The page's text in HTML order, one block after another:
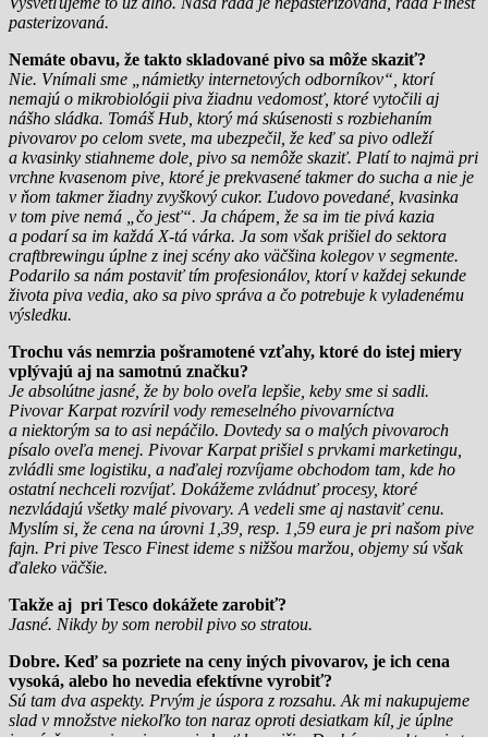
pasterizovaná.
Nemáte obavu, že takto skladované pivo sa môže skaziť?
Nie. Vnímali sme „námietky internetových odborníkov“, ktorí
nemajú o mikrobiológii piva žiadnu vedomosť, ktoré vytočili aj
nášho sládka. Tomáš Hub, ktorý má skúsenosti s rozbiehaním
pivovarov po celom svete, ma ubezpečil, že keď sa pivo odleží
a kvasinky stiahneme dole, pivo sa nemôže skaziť. Platí to najmä pri
vrchne kvasenom pive, ktoré je prekvasené takmer do sucha a nie je
v ňom takmer žiadny zvyškový cukor. Ľudovo povedané, kvasinka
v tom pive nemá „čo jesť“. Ja chápem, že sa im tie pivá kazia
a podarí sa im každá X-tá várka. Ja som však prišiel do sektora
craftbrewingu úplne z inej scény ako väčšina kolegov v segmente.
Podarilo sa nám postaviť tím profesionálov, ktorí v každej sekunde
života piva vedia, ako sa pivo správa a čo potrebuje k vyladenému
výsledku.
Trochu vás nemrzia pošramotené vzťahy, ktoré do istej miery
vplývajú aj na samotnú značku?
Je absolútne jasné, že by bolo oveľa lepšie, keby sme si sadli.
Pivovar Karpat rozvíril vody remeselného pivovarníctva
a niektorým sa to asi nepáčilo. Dovtedy sa o malých pivovaroch
písalo oveľa menej. Pivovar Karpat prišiel s prvkami marketingu,
zvládli sme logistiku, a naďalej rozvíjame obchodom tam, kde ho
ostatní nechceli rozvíjať. Dokážeme zvládnuť procesy, ktoré
nezvládajú všetky malé pivovary. A vedeli sme aj nastaviť cenu.
Myslím si, že cena na úrovni 1,39, resp. 1,59 eura je pri našom pive
fajn. Pri pive Tesco Finest ideme s nižšou maržou, objemy sú však
ďaleko väčšie.
Takže aj pri Tesco dokážete zarobiť?
Jasné. Nikdy by som nerobil pivo so stratou.
Dobre. Keď sa pozriete na ceny iných pivovarov, je ich cena
vysoká, alebo ho nevedia efektívne vyrobiť?
Sú tam dva aspekty. Prvým je úspora z rozsahu. Ak mi nakupujeme
slad v množstve niekoľko ton naraz oproti desiatkam kíl, je úplne